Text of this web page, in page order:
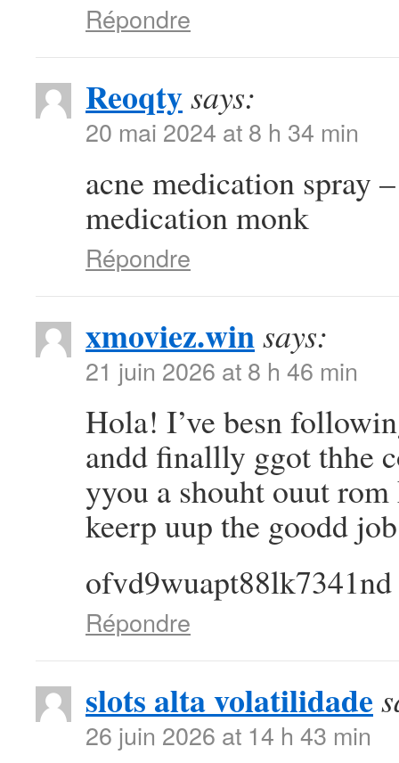
Répondre
Reoqtysays:
20 mai 2024 at 8 h 34 min
acne medication spray
medication monk
Répondre
xmoviez.winsays:
21 juin 2026 at 8 h 46 min
Hola! I’ve besn
andd finallly ggot thhe
yyou a shouht ouut
keerp uup the goodd
ofvd9wuapt88lk7341nd
Répondre
slots alta volatilidade
26 juin 2026 at 14 h 43 min